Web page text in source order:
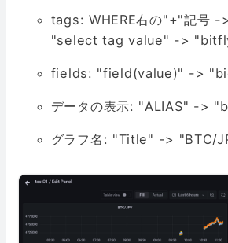
tags: WHERE右の"+"記号
"select tag value" ->
fields: "field(value)" ->
データの表示: "ALIAS" ->
グラフ名: "Title" -> "BTC/